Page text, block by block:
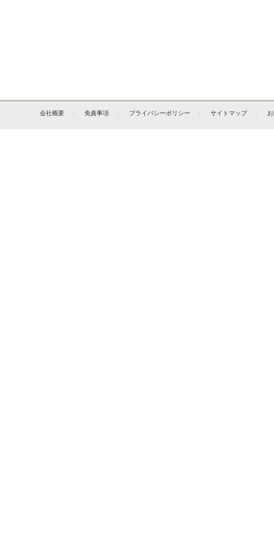
会社概要 免責事項 プライバシーポリシー サイトマップ｜